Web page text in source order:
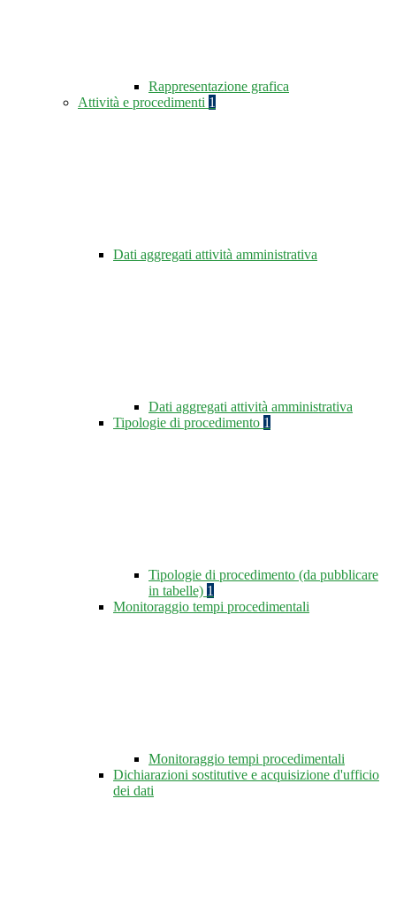
Rappresentazione grafica
Attività e procedimenti 1
Dati aggregati attività amministrativa
Dati aggregati attività amministrativa
Tipologie di procedimento 1
Tipologie di procedimento (da pubblicare
in tabelle) 1
Monitoraggio tempi procedimentali
Monitoraggio tempi procedimentali
Dichiarazioni sostitutive e acquisizione d'ufficio
dei dati